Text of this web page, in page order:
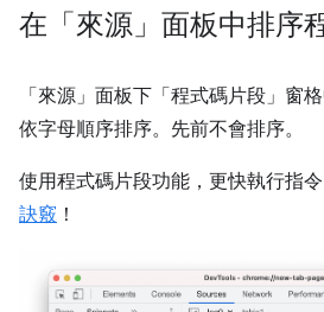
在「來源」面板中排序
「來源」面板下「程式碼片段」窗
依字母順序排序。先前不會排序。
使用程式碼片段功能，更快執行指
訣竅 ！